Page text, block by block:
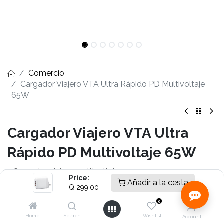
Price:
Q 299.00 Añadir a la cesta
Home Search
0
Wishlist Account
Comercio
Cargador Viajero VTA Ultra Rápido PD Multivoltaje
65W
Cargador Viajero VTA Ultra
Rápido PD Multivoltaje 65W
- Cargador viajero multivoltaje
- Carga ultra rápida PD de 65W
- Tensión de entrada 100 ~ 240V
- 3 clavijas intercambiables internacionales
- Salida USB-C PD hasta 65W